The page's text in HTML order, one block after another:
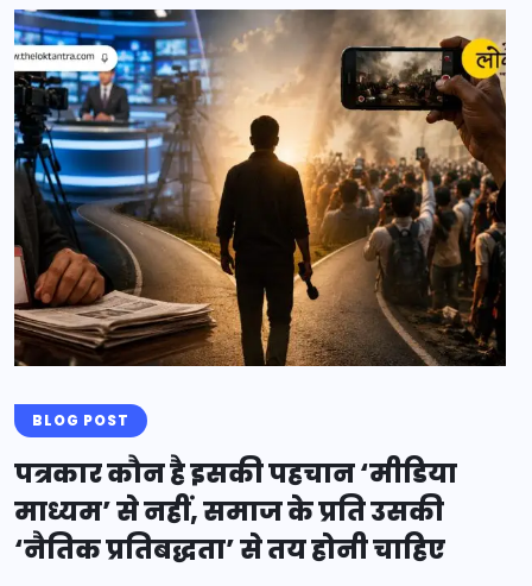
BLOG POST
पत्रकार कौन है इसकी पहचान ‘मीडिया
माध्यम’ से नहीं, समाज के प्रति उसकी
‘नैतिक प्रतिबद्धता’ से तय होनी चाहिए